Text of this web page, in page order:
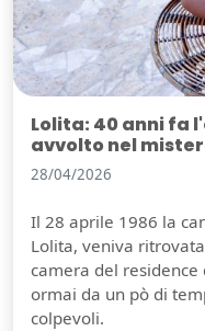
Lolita: 40 anni fa
avvolto nel
28/04/2026
Il 28 aprile 1986 la
Lolita, veniva
camera del residence
ormai da un pò di
colpevoli.